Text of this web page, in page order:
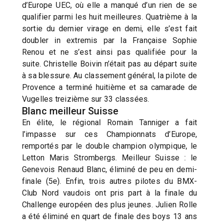
d’Europe UEC, où elle a manqué d’un rien de se
qualifier parmi les huit meilleures. Quatrième à la
sortie du dernier virage en demi, elle s’est fait
doubler in extremis par la Française Sophie
Renou et ne s’est ainsi pas qualifiée pour la
suite. Christelle Boivin n’était pas au départ suite
à sa blessure. Au classement général, la pilote de
Provence a terminé huitième et sa camarade de
Vugelles treizième sur 33 classées.
Blanc meilleur Suisse
En élite, le régional Romain Tanniger a fait
l’impasse sur ces Championnats d’Europe,
remportés par le double champion olympique, le
Letton Maris Strombergs. Meilleur Suisse : le
Genevois Renaud Blanc, éliminé de peu en demi-
finale (5e). Enfin, trois autres pilotes du BMX-
Club Nord vaudois ont pris part à la finale du
Challenge européen des plus jeunes. Julien Rolle
a été éliminé en quart de finale des boys 13 ans